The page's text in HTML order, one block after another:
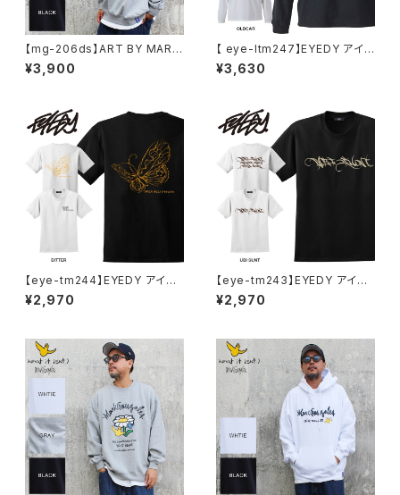
【mg-206ds】ART BY MARK
GONZALE ( What it isNt ワッ
トイットイズント) アートバイ マ
¥3,900
【 eye-ltm247】EYEDY アイデ
ィー 大きいサイズ メンズ ロング
Tシャツ GOD IS DEAD ロンT
HITE BLACK ホワイト ブラック
¥3,630
【eye-tm244】EYEDY アイデ
ィー BITTER ショートスリーブ
Tシャツ 大きいサイズ WHTIE
¥2,970
【eye-tm243】EYEDY アイデ
ィー UBITTER ショートスリー
ブTシャツ 大きいサイズ WHTI
¥2,970